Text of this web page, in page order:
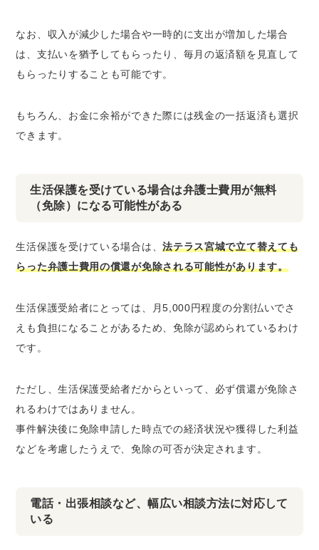
なお、収入が減少した場合や一時的に支出が増加した場合
は、支払いを猶予してもらったり、毎月の返済額を見直して
もらったりすることも可能です。
もちろん、お金に余裕ができた際には残金の一括返済も選択
できます。
生活保護を受けている場合は弁護士費用が無料
（免除）になる可能性がある
生活保護を受けている場合は、法テラス宮城で立て替えても
らった弁護士費用の償還が免除される可能性があります。
生活保護受給者にとっては、月5,000円程度の分割払いでさ
えも負担になることがあるため、免除が認められているわけ
です。
ただし、生活保護受給者だからといって、必ず償還が免除さ
れるわけではありません。
事件解決後に免除申請した時点での経済状況や獲得した利益
などを考慮したうえで、免除の可否が決定されます。
電話・出張相談など、幅広い相談方法に対応して
いる